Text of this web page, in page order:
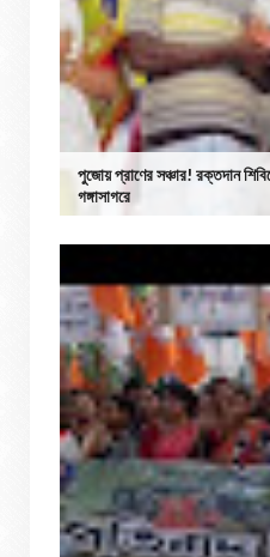
পুজোয় প্রাণের সঞ্চার! রক্তদান
গঙ্গাসাগরে